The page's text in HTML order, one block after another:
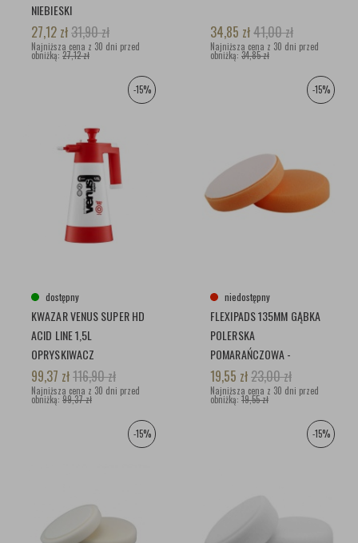
NIEBIESKI
27,12 zł31,90zł
Najniższa cena z 30 dni przed
obniżką: 27,12 zł
34,85 zł41,00zł
Najniższa cena z 30 dni przed
obniżką: 34,85 zł
-15%
dostępny
KWAZAR VENUS SUPER HD
ACID LINE 1,5L
OPRYSKIWACZ
99,37 zł116,90zł
Najniższa cena z 30 dni przed
obniżką: 99,37 zł
-15%
niedostępny
FLEXIPADS 135MM GĄBKA
POLERSKA
POMARAŃCZOWA -
ŚREDNIA - 44715
19,55 zł23,00zł
Najniższa cena z 30 dni przed
obniżką: 19,55 zł
-15% -15%